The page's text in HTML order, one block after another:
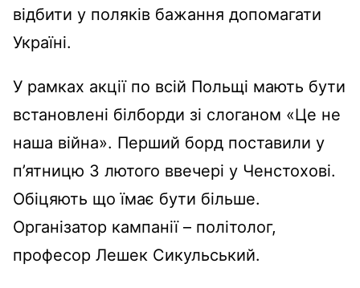
відбити у поляків бажання допомагати
Україні.
У рамках акції по всій Польщі мають бути
встановлені білборди зі слоганом «Це не
наша війна». Перший борд поставили у
п’ятницю 3 лютого ввечері у Ченстохові.
Обіцяють що їмає бути більше.
Організатор кампанії – політолог,
професор Лешек Сикульський.